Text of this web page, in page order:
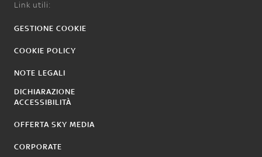
Link utili:
GESTIONE COOKIE
COOKIE POLICY
NOTE LEGALI
DICHIARAZIONE
ACCESSIBILITÀ
OFFERTA SKY MEDIA
CORPORATE